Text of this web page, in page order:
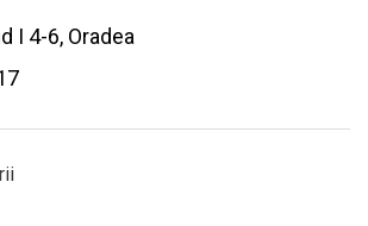
I 4-6, Oradea